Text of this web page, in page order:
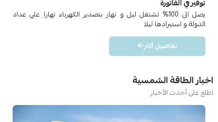
توفير في الفاتورة
يصل الى 100% تشتغل ليل و نهار بتصدير الكهرباء نهارا علي عداد
الدولة و استيرادها ليلا
تفاصيل أكثر
اخبار الطاقة الشمسية
اطلع على أحدث الأخبار